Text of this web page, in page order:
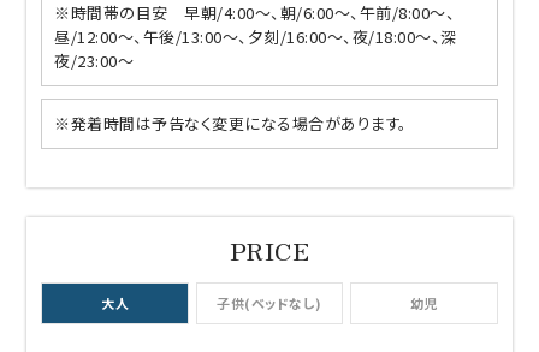
※時間帯の目安 早朝/4:00～、朝/6:00～、午前/8:00～、
昼/12:00～、午後/13:00～、夕刻/16:00～、夜/18:00～、深
夜/23:00～
※発着時間は予告なく変更になる場合があります。
大人 子供(ベッドなし) 幼児